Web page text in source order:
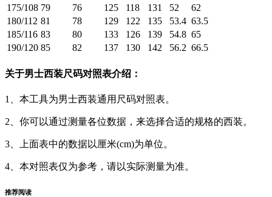
175/108 79 76 125 118 131 52
62
180/112 81 78 129 122 135 53.4 63.5
185/116 83 80 133 126 139 54.8 65
190/120 85 82 137 130 142 56.2 66.5
关于男士西装尺码对照表介绍：
1、本工具为男士西装通用尺码对照表。
2、你可以通过测量各位数据，来选择合适的规格的西装。
3、上面表中的数据以厘米(cm)为单位。
4、本对照表仅为参考，请以实际测量为准。
推荐阅读